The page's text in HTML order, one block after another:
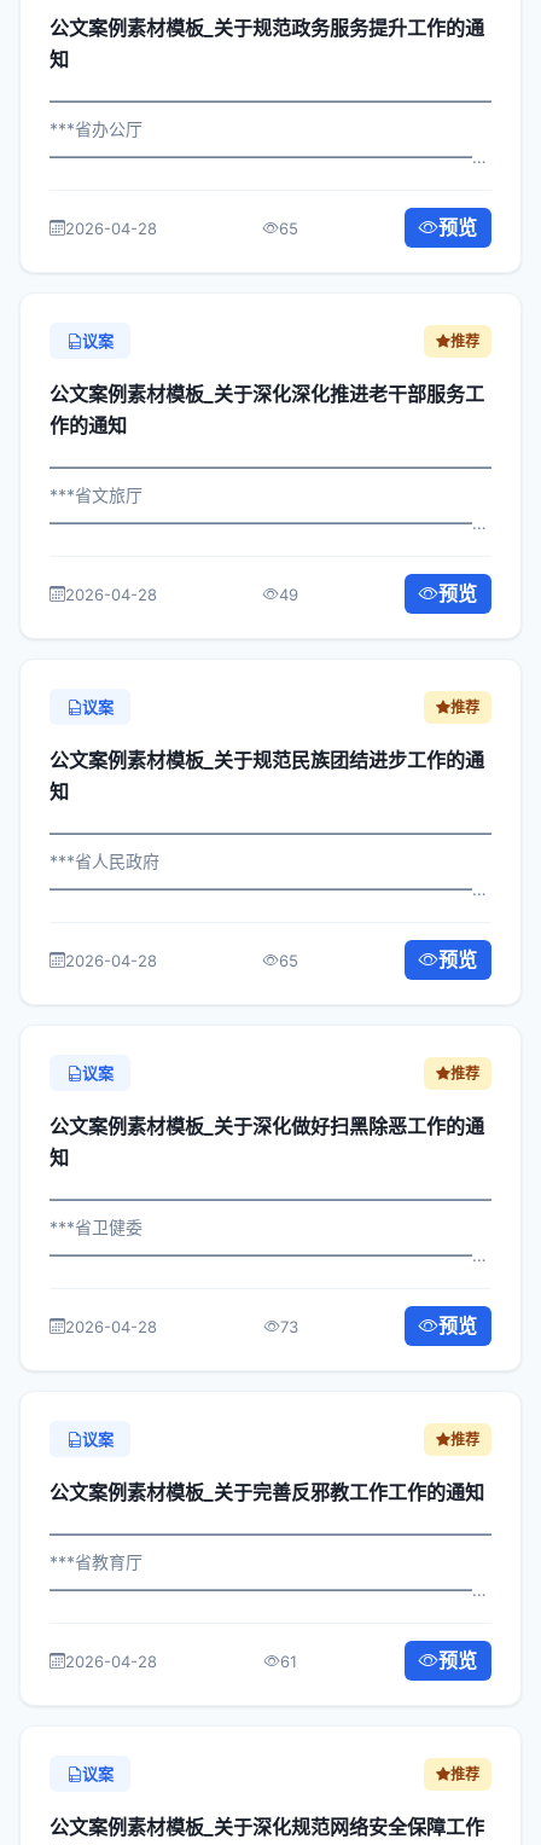
公文案例素材模板_关于规范政务服务提升工作的通
知
***省办公厅
直属机构： 为深入贯彻落实习近平总书...
2026-04-28 65 预览
议案 推荐
公文案例素材模板_关于深化深化推进老干部服务工
作的通知
***省文旅厅
机构： 为深入贯彻落实习近平总书记关...
2026-04-28 49 预览
议案 推荐
公文案例素材模板_关于规范民族团结进步工作的通
知
***省人民政府
直属机构： 为深入贯彻落实习近平总...
2026-04-28 65 预览
议案 推荐
公文案例素材模板_关于深化做好扫黑除恶工作的通
知
***省卫健委
机构： 为深入贯彻落实习近平总书记关...
2026-04-28 73 预览
议案 推荐
公文案例素材模板_关于完善反邪教工作工作的通知
***省教育厅
机构： 为深入贯彻落实习近平总书记关...
2026-04-28 61 预览
议案 推荐
公文案例素材模板_关于深化规范网络安全保障工作